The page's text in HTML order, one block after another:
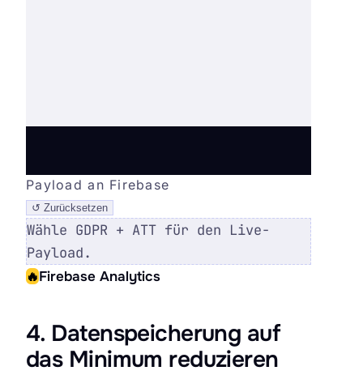
Payload an Firebase
↺ Zurücksetzen
Wähle GDPR + ATT für den Live-
Payload.
🔥Firebase Analytics
4. Datenspeicherung auf
das Minimum reduzieren